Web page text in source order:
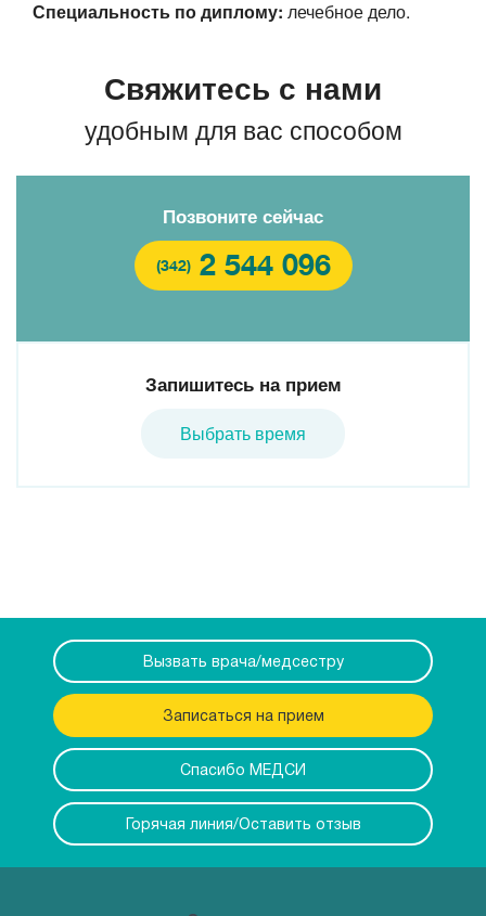
Специальность по диплому: лечебное дело.
Свяжитесь с нами
удобным для вас способом
Позвоните сейчас
(342) 2 544 096
Запишитесь на прием
Выбрать время
Вызвать врача/медсестру
Записаться на прием
Спасибо МЕДСИ
Горячая линия/Оставить отзыв